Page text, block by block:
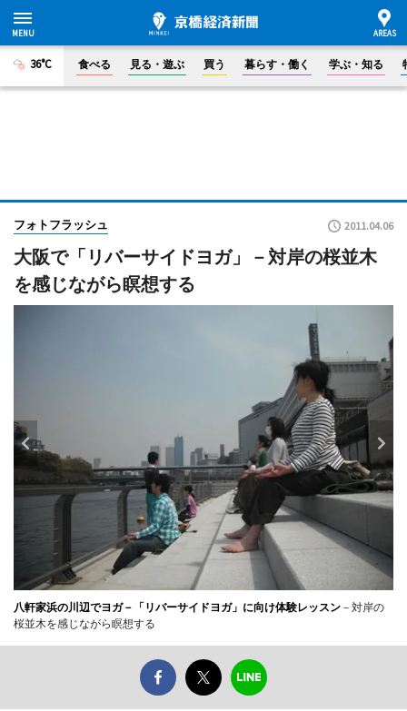
36°C 食べる 見る・遊ぶ 買う 暮らす・働く 学ぶ・知る
フォトフラッシュ 2011.04.06
大阪で「リバーサイドヨガ」－対岸の桜並木
を感じながら瞑想する
八軒家浜の川辺でヨガ－「リバーサイドヨガ」に向け体験レッスン －対岸の
桜並木を感じながら瞑想する